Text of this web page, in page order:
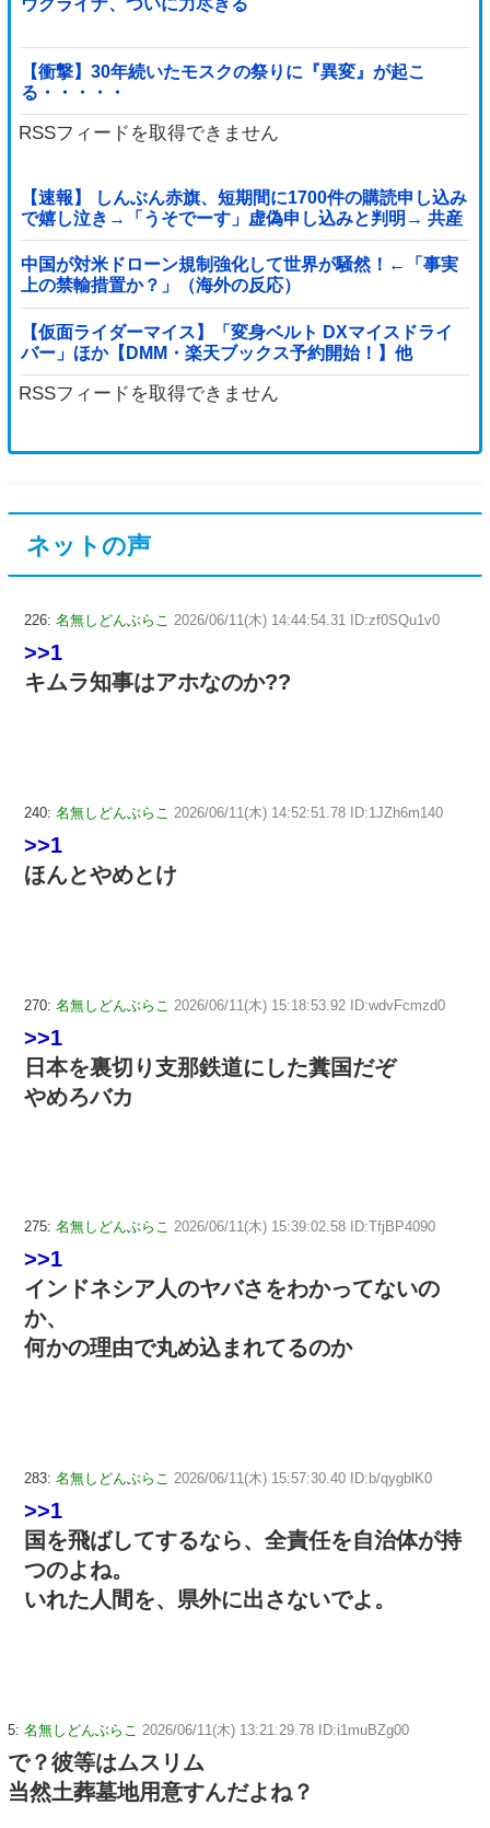
ウクライナ、ついに力尽きる
【衝撃】30年続いたモスクの祭りに『異変』が起こ
る・・・・・
RSSフィードを取得できません
【速報】 しんぶん赤旗、短期間に1700件の購読申し込み
で嬉し泣き→「うそでーす」虚偽申し込みと判明→ 共産
党が刑事告訴「厳重な処罰を求める」
中国が対米ドローン規制強化して世界が騒然！←「事実
上の禁輸措置か？」（海外の反応）
【仮面ライダーマイス】「変身ベルト DXマイスドライ
バー」ほか【DMM・楽天ブックス予約開始！】他
RSSフィードを取得できません
ネットの声
226: 名無しどんぶらこ 2026/06/11(木) 14:44:54.31 ID:zf0SQu1v0
>>1
キムラ知事はアホなのか??
240: 名無しどんぶらこ 2026/06/11(木) 14:52:51.78 ID:1JZh6m140
>>1
ほんとやめとけ
270: 名無しどんぶらこ 2026/06/11(木) 15:18:53.92 ID:wdvFcmzd0
>>1
日本を裏切り支那鉄道にした糞国だぞ
やめろバカ
275: 名無しどんぶらこ 2026/06/11(木) 15:39:02.58 ID:TfjBP4090
>>1
インドネシア人のヤバさをわかってないの
か、
何かの理由で丸め込まれてるのか
283: 名無しどんぶらこ 2026/06/11(木) 15:57:30.40 ID:b/qygblK0
>>1
国を飛ばしてするなら、全責任を自治体が持
つのよね。
いれた人間を、県外に出さないでよ。
5: 名無しどんぶらこ 2026/06/11(木) 13:21:29.78 ID:i1muBZg00
で？彼等はムスリム
当然土葬墓地用意すんだよね？